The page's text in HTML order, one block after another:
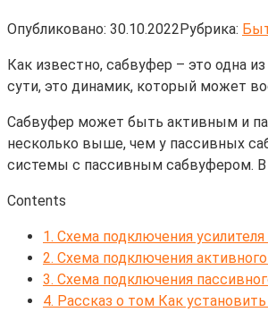
Опубликовано: 30.10.2022Рубрика:
Как известно, сабвуфер – это одна
сути, это динамик, который может
Сабвуфер может быть активным и
несколько выше, чем у пассивных
системы с пассивным сабвуфером.
Contents
1. Схема подключения
2. Схема подключения
3. Схема подключения
4. Рассказ о том Как